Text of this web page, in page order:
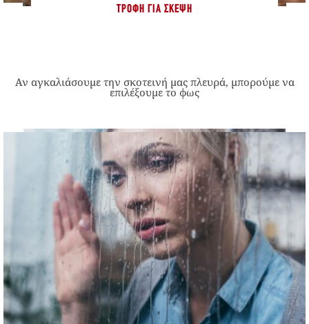
ΤΡΟΦΉ ΓΙΑ ΣΚΈΨΗ
Αν αγκαλιάσουμε την σκοτεινή μας πλευρά, μπορούμε να
επιλέξουμε το φως